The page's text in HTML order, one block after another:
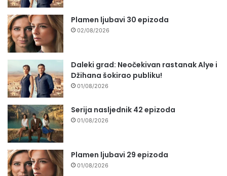
Plamen ljubavi 30 epizoda
02/08/2026
Daleki grad: Neočekivan rastanak Alye i
Džihana šokirao publiku!
01/08/2026
Serija nasljednik 42 epizoda
01/08/2026
Plamen ljubavi 29 epizoda
01/08/2026